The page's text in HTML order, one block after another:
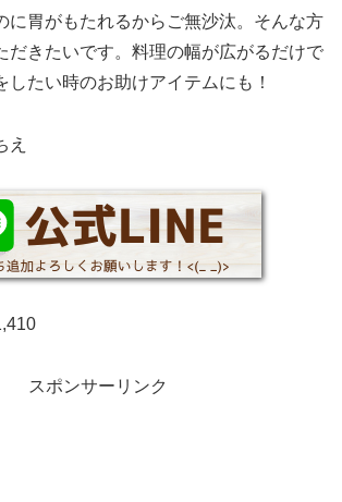
に胃がもたれるからご無沙汰。そんな方
だきたいです。料理の幅が広がるだけで
したい時のお助けアイテムにも！
え
スポンサーリンク